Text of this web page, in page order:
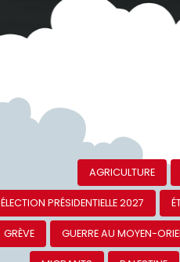
AGRICULTURE
ÉLECTION PRÉSIDENTIELLE 2027
GRÈVE GUERRE AU MOYEN-